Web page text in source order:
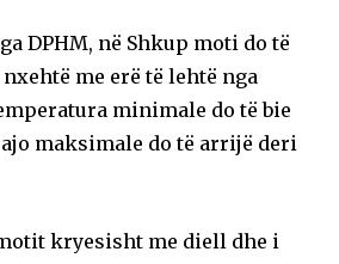
DPHM, në Shkup moti do të
me erë të lehtë nga
minimale do të bie
ajo maksimale do të arrijë deri
kryesisht me diell dhe i